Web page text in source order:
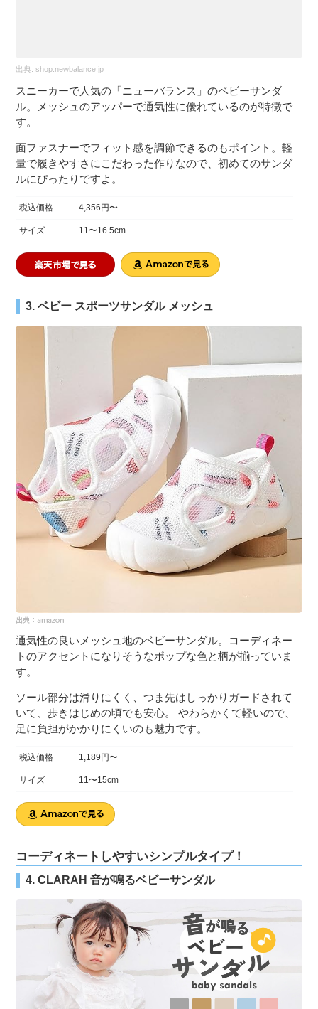
出典:shop.newbalance.jp
スニーカーで人気の「ニューバランス」のベビーサンダ
ル。メッシュのアッパーで通気性に優れているのが特徴で
す。
面ファスナーでフィット感を調節できるのもポイント。軽
量で履きやすさにこだわった作りなので、初めてのサンダ
ルにぴったりですよ。
税込価格 4,356円〜
サイズ 11〜16.5cm
3. ベビー スポーツサンダル メッシュ
通気性の良いメッシュ地のベビーサンダル。コーディネー
トのアクセントになりそうなポップな色と柄が揃っていま
す。
ソール部分は滑りにくく、つま先はしっかりガードされて
いて、歩きはじめの頃でも安心。 やわらかくて軽いので、
足に負担がかかりにくいのも魅力です。
税込価格 1,189円〜
サイズ 11〜15cm
コーディネートしやすいシンプルタイプ！
4. CLARAH 音が鳴るベビーサンダル